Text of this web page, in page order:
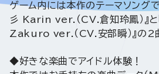
ゲーム内には本作のテーマソング
彡 Karin ver.（CV.倉知玲鳳）』
Zakuro ver.（CV.安部瞬）』の2
◆好きな楽曲でアイドル体験！